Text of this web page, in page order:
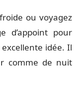
ou voyagez
d’appoint pour
idée. Il
comme de nuit